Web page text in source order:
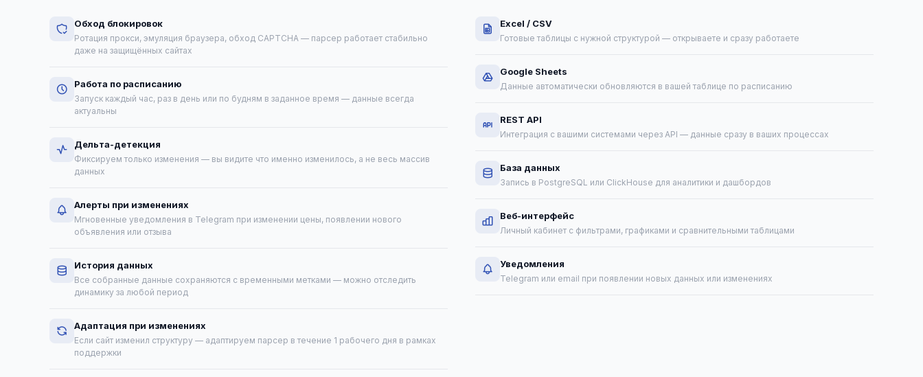
Обход блокировок
Ротация прокси, эмуляция браузера, обход CAPTCHA — парсер работает стабильно
даже на защищённых сайтах
Работа по расписанию
Запуск каждый час, раз в день или по будням в заданное время — данные всегда
актуальны
Дельта-детекция
Фиксируем только изменения — вы видите что именно изменилось, а не весь массив
данных
Алерты при изменениях
Мгновенные уведомления в Telegram при изменении цены, появлении нового
объявления или отзыва
История данных
Все собранные данные сохраняются с временными метками — можно отследить
динамику за любой период
Адаптация при изменениях
Если сайт изменил структуру — адаптируем парсер в течение 1 рабочего дня в рамках
поддержки
Excel / CSV
Готовые таблицы с нужной структурой — открываете и сразу работаете
Google Sheets
Данные автоматически обновляются в вашей таблице по расписанию
REST API
Интеграция с вашими системами через API — данные сразу в ваших процессах
База данных
Запись в PostgreSQL или ClickHouse для аналитики и дашбордов
Веб-интерфейс
Личный кабинет с фильтрами, графиками и сравнительными таблицами
Уведомления
Telegram или email при появлении новых данных или изменениях